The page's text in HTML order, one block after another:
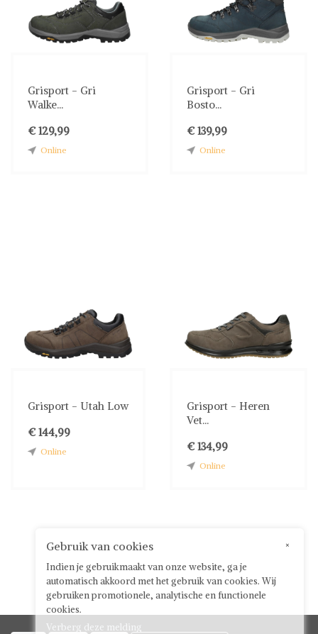
Grisport - Gri
Walke...
€ 129,99
Online
Grisport - Gri
Bosto...
€ 139,99
Online
Grisport - Utah Low
€ 144,99
Online
Grisport - Heren
Vet...
€ 134,99
Online
×
Gebruik van cookies
Indien je gebruikmaakt van onze website, ga je
automatisch akkoord met het gebruik van cookies. Wij
gebruiken promotionele, analytische en functionele
cookies.
Verberg deze melding